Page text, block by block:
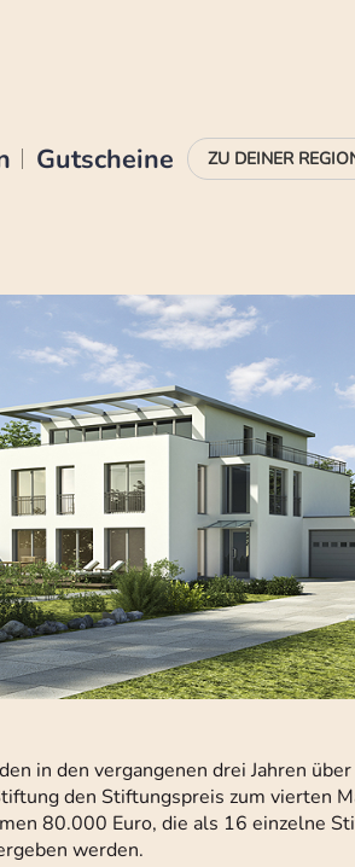
Gutscheine
in den vergangenen drei Jahren
den Stiftungspreis zum vierten
80.000 Euro, die als 16 einzelne
werden.